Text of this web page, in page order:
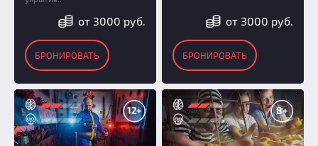
от 3000 руб.
БРОНИРОВАТЬ
от 3000 руб.
БРОНИРОВАТЬ
12+ 8+